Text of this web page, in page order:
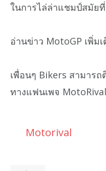
ในการไล่ล่าแชมป์สมัย
อ่านข่าว MotoGP เพิ่ม
เพื่อนๆ Bikers สามาร
ทางแฟนเพจ
Motorival